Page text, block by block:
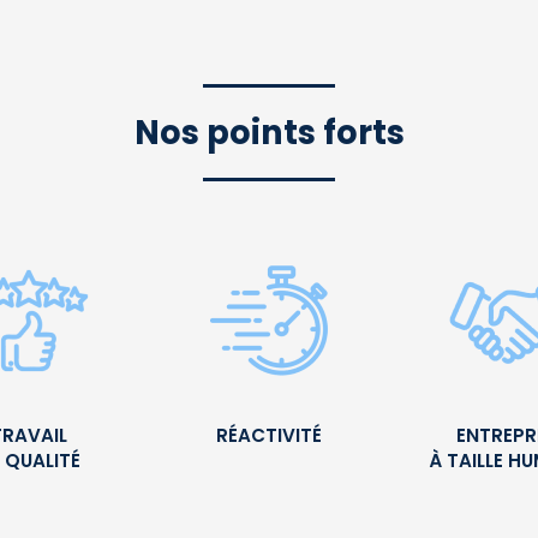
Nos points forts
QUALITÉ
RÉACTIVITÉ
À TAILLE